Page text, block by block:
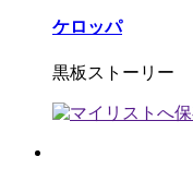
ケロッパ
黒板ストーリー